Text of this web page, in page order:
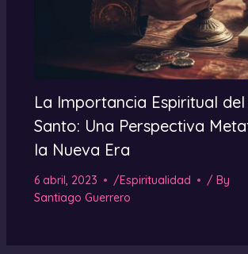
La Importancia Espiritual del
Santo: Una Perspectiva
la Nueva Era
6 abril, 2023 /Espiritualidad
/ By
Santiago Guerrero